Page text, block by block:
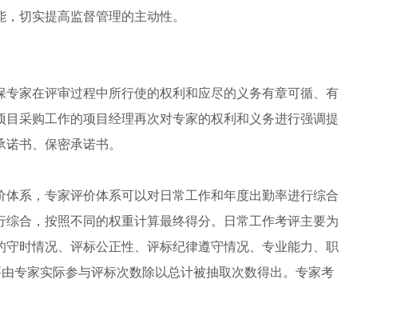
切实提高监督管理的主动性。
家在评审过程中所行使的权利和应尽的义务有章可循、有
采购工作的项目经理再次对专家的权利和义务进行强调提
书、保密承诺书。
系，专家评价体系可以对日常工作和年度出勤率进行综合
合，按照不同的权重计算最终得分。日常工作考评主要为
时情况、评标公正性、评标纪律遵守情况、专业能力、职
专家实际参与评标次数除以总计被抽取次数得出。专家考